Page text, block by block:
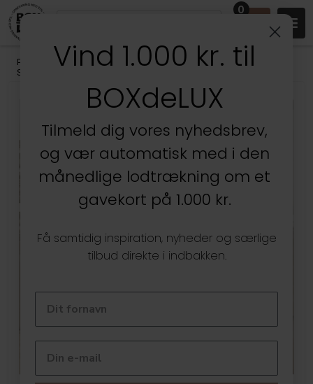
0
Produkter /Badeværelset Badeværelsesopbevaring/
Smykkeopbevaring
Kun hos BOXdeLUX
Vind 1.000 kr. til
BOXdeLUX
Tilmeld dig vores nyhedsbrev,
og vær automatisk med i den
månedlige lodtrækning om et
gavekort på 1.000 kr.
Få samtidig inspiration, nyheder og særlige
tilbud direkte i indbakken.